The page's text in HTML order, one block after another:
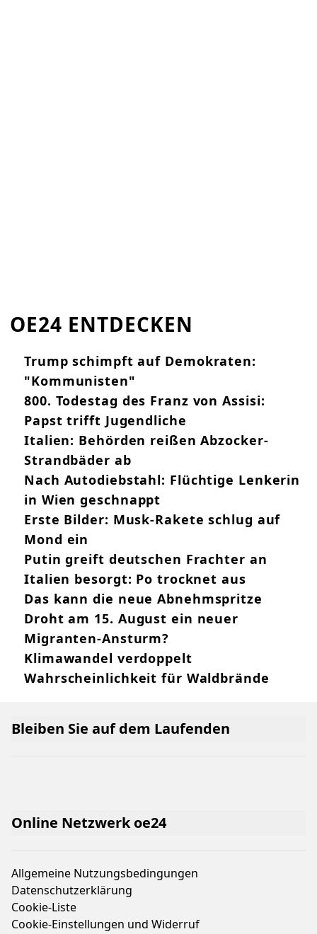
OE24 ENTDECKEN
Trump schimpft auf Demokraten:
"Kommunisten"
800. Todestag des Franz von Assisi:
Papst trifft Jugendliche
Italien: Behörden reißen Abzocker-
Strandbäder ab
Nach Autodiebstahl: Flüchtige Lenkerin
in Wien geschnappt
Erste Bilder: Musk-Rakete schlug auf
Mond ein
Putin greift deutschen Frachter an
Italien besorgt: Po trocknet aus
Das kann die neue Abnehmspritze
Droht am 15. August ein neuer
Migranten-Ansturm?
Klimawandel verdoppelt
Wahrscheinlichkeit für Waldbrände
Online Netzwerk oe24
Allgemeine Nutzungsbedingungen
Datenschutzerklärung
Cookie-Liste
Cookie-Einstellungen und Widerruf
Bleiben Sie auf dem Laufenden